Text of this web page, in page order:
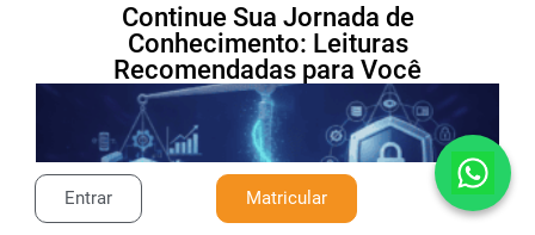
Continue Sua Jornada de
Conhecimento: Leituras
Recomendadas para Você
Entrar Matricular